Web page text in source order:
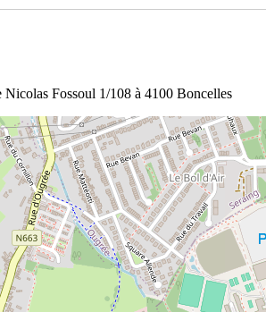
Nicolas Fossoul 1/108 à 4100 Boncelles